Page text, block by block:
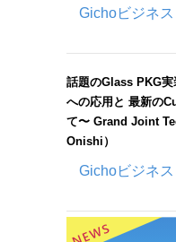
Gichoビジネ
話題のGlass PKG
への応用と 最新の
て〜 Grand Joint
Onishi）
Gichoビジネ